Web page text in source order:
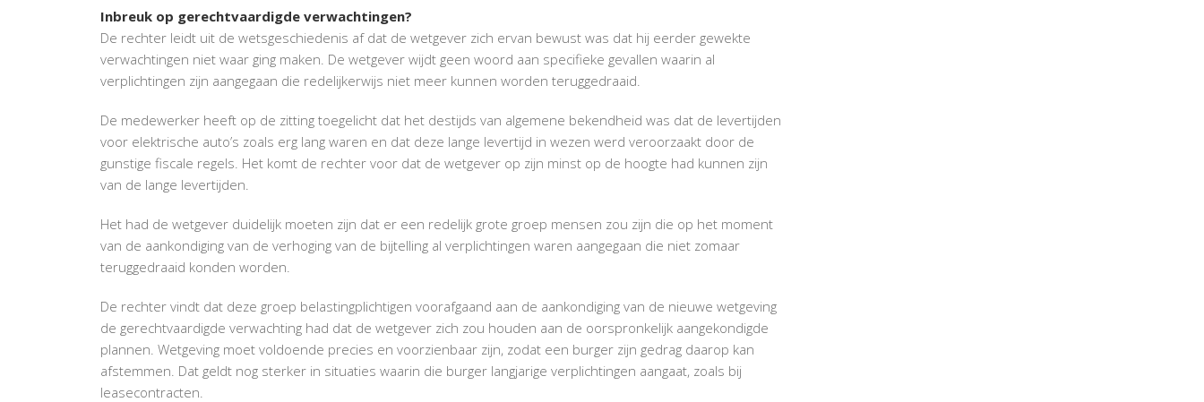
Inbreuk op gerechtvaardigde verwachtingen?
De rechter leidt uit de wetsgeschiedenis af dat de wetgever zich ervan bewust was dat hij eerder gewekte
verwachtingen niet waar ging maken. De wetgever wijdt geen woord aan specifieke gevallen waarin al
verplichtingen zijn aangegaan die redelijkerwijs niet meer kunnen worden teruggedraaid.
De medewerker heeft op de zitting toegelicht dat het destijds van algemene bekendheid was dat de levertijden
voor elektrische auto’s zoals erg lang waren en dat deze lange levertijd in wezen werd veroorzaakt door de
gunstige fiscale regels. Het komt de rechter voor dat de wetgever op zijn minst op de hoogte had kunnen zijn
van de lange levertijden.
Het had de wetgever duidelijk moeten zijn dat er een redelijk grote groep mensen zou zijn die op het moment
van de aankondiging van de verhoging van de bijtelling al verplichtingen waren aangegaan die niet zomaar
teruggedraaid konden worden.
De rechter vindt dat deze groep belastingplichtigen voorafgaand aan de aankondiging van de nieuwe wetgeving
de gerechtvaardigde verwachting had dat de wetgever zich zou houden aan de oorspronkelijk aangekondigde
plannen. Wetgeving moet voldoende precies en voorzienbaar zijn, zodat een burger zijn gedrag daarop kan
afstemmen. Dat geldt nog sterker in situaties waarin die burger langjarige verplichtingen aangaat, zoals bij
leasecontracten.